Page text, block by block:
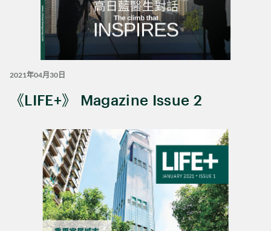
2021年04月30日
《LIFE+》 Magazine Issue 2